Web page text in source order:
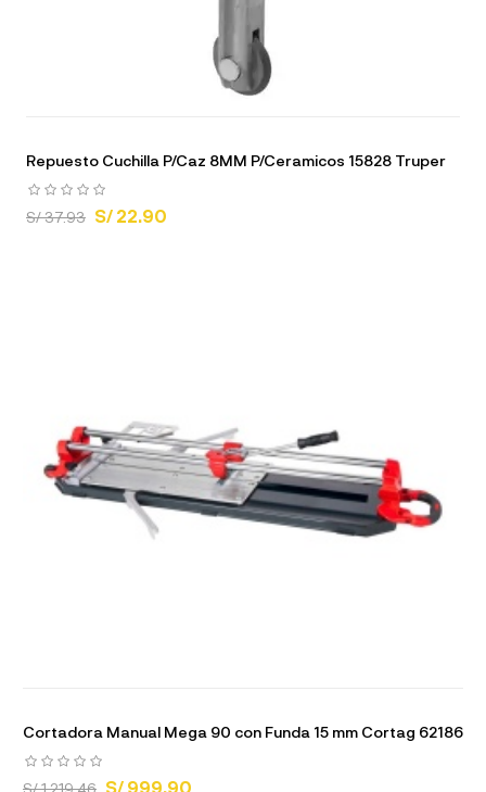
Repuesto Cuchilla P/Caz 8MM P/Ceramicos 15828 Truper
S/ 37.93 S/ 22.90
Cortadora Manual Mega 90 con Funda 15 mm Cortag 62186
S/ 1,219.46 S/ 999.90